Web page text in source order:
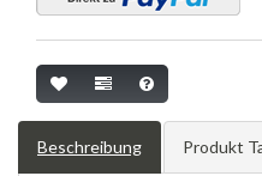
Beschreibung Produkt